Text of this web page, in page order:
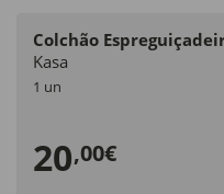
Colchão
Kasa
1 un
20,00€